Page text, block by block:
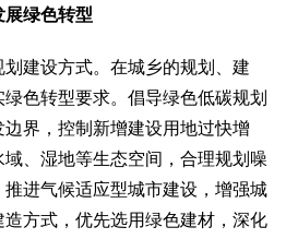
绿色转型
建设方式。在城乡的规划、建
色转型要求。倡导绿色低碳规划
界，控制新增建设用地过快增
、湿地等生态空间，合理规划噪
进气候适应型城市建设，增强城
方式，优先选用绿色建材，深化